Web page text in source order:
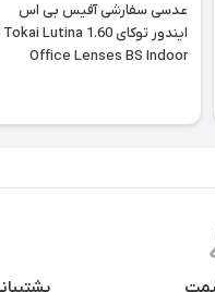
‎عدسی سفارشی آفیس بی اس
ایندور توکای 1.60 Tokai Lutina
Office Lenses BS Indoor